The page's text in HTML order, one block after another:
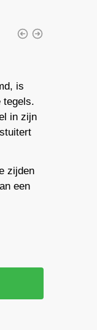
is
tegels.
in zijn
zijden
een